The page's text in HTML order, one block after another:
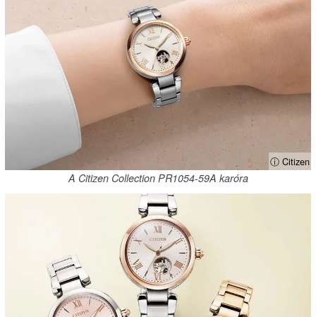
ⓘ Citizen
A Citizen Collection PR1054-59A karóra